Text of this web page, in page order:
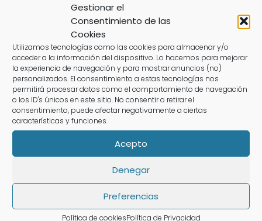
Gestionar el
Consentimiento de las
Cookies
Utilizamos tecnologías como las cookies para almacenar y/o
acceder a la información del dispositivo. Lo hacemos para mejorar
la experiencia de navegación y para mostrar anuncios (no)
personalizados. El consentimiento a estas tecnologías nos
permitirá procesar datos como el comportamiento de navegación
o los ID's únicos en este sitio. No consentir o retirar el
consentimiento, puede afectar negativamente a ciertas
características y funciones.
Acepto
Denegar
Preferencias
Política de cookiesPolítica de Privacidad
Abogado Tarjeta Revolving en
Segorbe